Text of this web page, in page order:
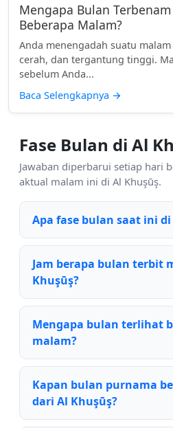
Mengapa Bulan
Beberapa Malam?
Anda menengadah suatu
cerah, dan tergantung tinggi.
sebelum Anda...
Baca Selengkapnya →
Fase Bulan di Al
Jawaban diperbarui setiap hari
aktual malam ini di Al Khuşūş.
Apa fase bulan saat ini di
Jam berapa bulan terbit
Khuşūş?
Mengapa bulan terlihat
malam?
Kapan bulan purnama
dari Al Khuşūş?